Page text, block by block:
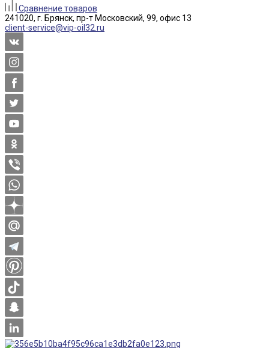
Сравнение товаров
241020, г. Брянск, пр-т Московский, 99, офис 13
client-service@vip-oil32.ru